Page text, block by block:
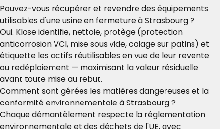
Pouvez-vous récupérer et revendre des équipements
utilisables d'une usine en fermeture à Strasbourg ?
Oui. Klose identifie, nettoie, protège (protection
anticorrosion VCI, mise sous vide, calage sur patins) et
étiquette les actifs réutilisables en vue de leur revente
ou redéploiement — maximisant la valeur résiduelle
avant toute mise au rebut.
Comment sont gérées les matières dangereuses et la
conformité environnementale à Strasbourg ?
Chaque démantèlement respecte la réglementation
environnementale et des déchets de l'UE, avec